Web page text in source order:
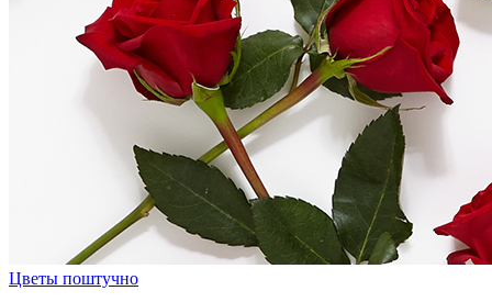
Цветы поштучно